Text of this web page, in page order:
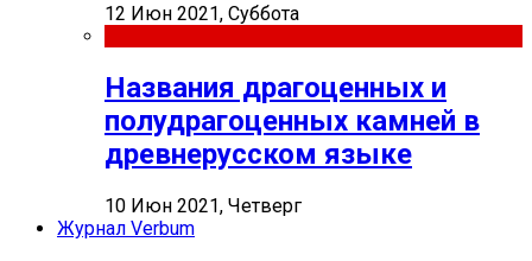
12 Июн 2021, Суббота
Названия драгоценных и
полудрагоценных камней в
древнерусском языке
10 Июн 2021, Четверг
Журнал Verbum